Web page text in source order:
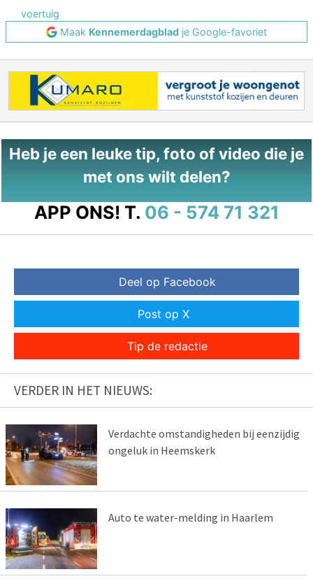
voertuig
Maak Kennemerdagblad je Google-favoriet
Heb je een leuke tip, foto of video die je
met ons wilt delen?
APP ONS! T. 06 - 574 71 321
Deel op Facebook
Post op X
Tip de redactie
VERDER IN HET NIEUWS:
Verdachte omstandigheden bij eenzijdig
ongeluk in Heemskerk
Auto te water-melding in Haarlem